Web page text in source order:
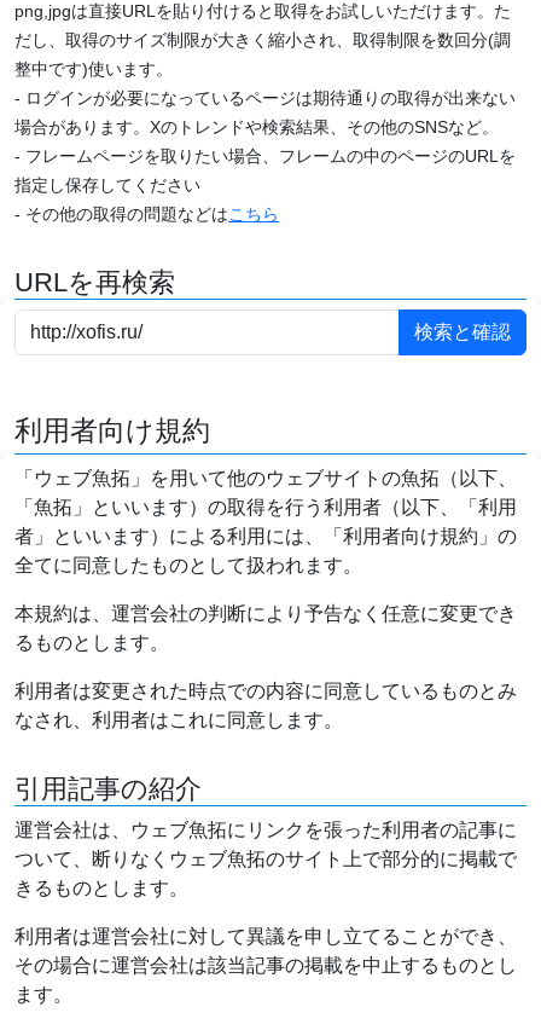
png,jpgは直接URLを貼り付けると取得をお試しいただけます。た
だし、取得のサイズ制限が大きく縮小され、取得制限を数回分(調
整中です)使います。
- ログインが必要になっているページは期待通りの取得が出来ない
場合があります。Xのトレンドや検索結果、その他のSNSなど。
- フレームページを取りたい場合、フレームの中のページのURLを
指定し保存してください
- その他の取得の問題などはこちら
URLを再検索
利用者向け規約
「ウェブ魚拓」を用いて他のウェブサイトの魚拓（以下、
「魚拓」といいます）の取得を行う利用者（以下、「利用
者」といいます）による利用には、「利用者向け規約」の
全てに同意したものとして扱われます。
本規約は、運営会社の判断により予告なく任意に変更でき
るものとします。
利用者は変更された時点での内容に同意しているものとみ
なされ、利用者はこれに同意します。
引用記事の紹介
運営会社は、ウェブ魚拓にリンクを張った利用者の記事に
ついて、断りなくウェブ魚拓のサイト上で部分的に掲載で
きるものとします。
利用者は運営会社に対して異議を申し立てることができ、
その場合に運営会社は該当記事の掲載を中止するものとし
ます。